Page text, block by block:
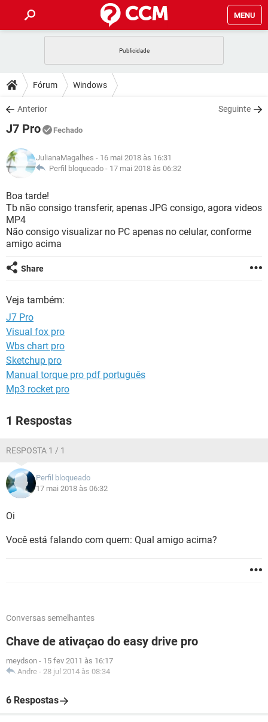
MENU
CELULAR
OUTLOOK
INSTAGRAM
GUIA DE COMPRAS
DICAS
JOGOS
INSTAGRAM GMAIL
GUIA DE COMPRAS
DOWNLOADS
JOGOS
CELULAR
OUTLOOK EXCEL
INSTAGRAM
GUIA DE COMPRAS
JOGOS WHATSAPP
CELULAR
OUTLOOK
INSTAGRAM
GUIA DE COMPRAS
GLOSSÁRIO
CELULAR FACEBOOK
OUTLOOK EXCEL
INSTAGRAM
GUIA DE COMPRAS
Fórum Windows
Anterior Seguinte
J7 Pro Fechado
JulianaMagalhes - 16 mai 2018 às 16:31
Perfil bloqueado - 17 mai 2018 às 06:32
Boa tarde!
Tb não consigo transferir, apenas JPG consigo, agora videos
MP4
Não consigo visualizar no PC apenas no celular, conforme
amigo acima
Share
Veja também:
J7 Pro
Visual fox pro
Wbs chart pro
Sketchup pro
Manual torque pro pdf português
Mp3 rocket pro
1 Respostas
RESPOSTA 1 / 1
Perfil bloqueado
17 mai 2018 às 06:32
Oi
Você está falando com quem: Qual amigo acima?
Conversas semelhantes
Chave de ativaçao do easy drive pro
meydson - 15 fev 2011 às 16:17
Andre - 28 jul 2014 às 08:34
6 Respostas